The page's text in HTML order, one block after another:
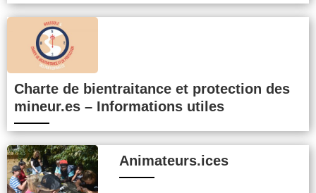
Charte de bientraitance et protection des
mineur.es – Informations utiles
Animateurs.ices